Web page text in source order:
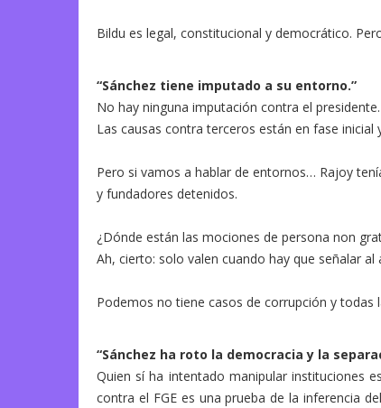
Bildu es legal, constitucional y democrático.
“Sánchez tiene imputado a su entorno.”
No hay ninguna imputación contra el presidente.
Las causas contra terceros están en fase inicial
Pero si vamos a hablar de entornos… Rajoy
y fundadores detenidos.
¿Dónde están las mociones de persona non
Ah, cierto: solo valen cuando hay que señalar al
Podemos no tiene casos de corrupción y
“Sánchez ha roto la democracia y la
Quien sí ha intentado manipular instituciones
contra el FGE es una prueba de la inferencia